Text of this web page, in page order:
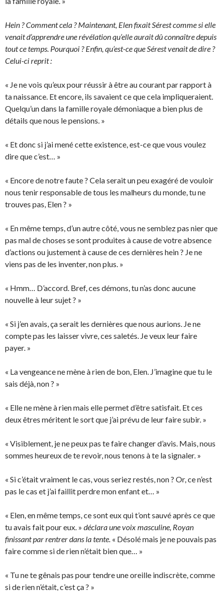
Hein ? Comment cela ? Maintenant, Elen fixait Sérest comme si elle
venait d’apprendre une révélation qu’elle aurait dû connaître depuis
tout ce temps. Pourquoi ? Enfin, qu’est-ce que Sérest venait de dire ?
Celui-ci reprit :
« Je ne vois qu’eux pour réussir à être au courant par rapport à
ta naissance. Et encore, ils savaient ce que cela impliqueraient.
Quelqu’un dans la famille royale démoniaque a bien plus de
détails que nous le pensions. »
« Et donc si j’ai mené cette existence, est-ce que vous voulez
dire que c’est… »
« Encore de notre faute ? Cela serait un peu exagéré de vouloir
nous tenir responsable de tous les malheurs du monde, tu ne
trouves pas, Elen ? »
« En même temps, d’un autre côté, vous ne semblez pas nier que
pas mal de choses se sont produites à cause de votre absence
d’actions ou justement à cause de ces dernières hein ? Je ne
viens pas de les inventer, non plus. »
« Hmm… D’accord. Bref, ces démons, tu n’as donc aucune
nouvelle à leur sujet ? »
« Si j’en avais, ça serait les dernières que nous aurions. Je ne
compte pas les laisser vivre, ces saletés. Je veux leur faire
payer. »
« La vengeance ne mène à rien de bon, Elen. J’imagine que tu le
sais déjà, non ? »
« Elle ne mène à rien mais elle permet d’être satisfait. Et ces
deux êtres méritent le sort que j’ai prévu de leur faire subir. »
« Visiblement, je ne peux pas te faire changer d’avis. Mais, nous
sommes heureux de te revoir, nous tenons à te la signaler. »
« Si c’était vraiment le cas, vous seriez restés, non ? Or, ce n’est
pas le cas et j’ai faillit perdre mon enfant et… »
« Elen, en même temps, ce sont eux qui t’ont sauvé après ce que
tu avais fait pour eux. » déclara une voix masculine, Royan
finissant par rentrer dans la tente. « Désolé mais je ne pouvais pas
faire comme si de rien n’était bien que… »
« Tu ne te gênais pas pour tendre une oreille indiscrète, comme
si de rien n’était, c’est ça ? »